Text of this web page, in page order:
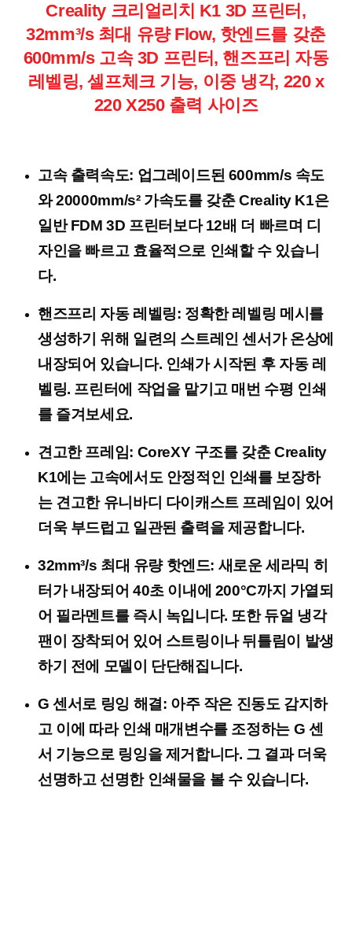
Creality 크리얼리치 K1 3D 프린터,
32mm³/s 최대 유량 Flow, 핫엔드를 갖춘
600mm/s 고속 3D 프린터, 핸즈프리 자동
레벨링, 셀프체크 기능, 이중 냉각, 220 x
220 X250 출력 사이즈
고속 출력속도: 업그레이드된 600mm/s 속도
와 20000mm/s² 가속도를 갖춘 Creality K1은
일반 FDM 3D 프린터보다 12배 더 빠르며 디
자인을 빠르고 효율적으로 인쇄할 수 있습니
다.
핸즈프리 자동 레벨링: 정확한 레벨링 메시를
생성하기 위해 일련의 스트레인 센서가 온상에
내장되어 있습니다. 인쇄가 시작된 후 자동 레
벨링. 프린터에 작업을 맡기고 매번 수평 인쇄
를 즐겨보세요.
견고한 프레임: CoreXY 구조를 갖춘 Creality
K1에는 고속에서도 안정적인 인쇄를 보장하
는 견고한 유니바디 다이캐스트 프레임이 있어
더욱 부드럽고 일관된 출력을 제공합니다.
32mm³/s 최대 유량 핫엔드: 새로운 세라믹 히
터가 내장되어 40초 이내에 200°C까지 가열되
어 필라멘트를 즉시 녹입니다. 또한 듀얼 냉각
팬이 장착되어 있어 스트링이나 뒤틀림이 발생
하기 전에 모델이 단단해집니다.
G 센서로 링잉 해결: 아주 작은 진동도 감지하
고 이에 따라 인쇄 매개변수를 조정하는 G 센
서 기능으로 링잉을 제거합니다. 그 결과 더욱
선명하고 선명한 인쇄물을 볼 수 있습니다.